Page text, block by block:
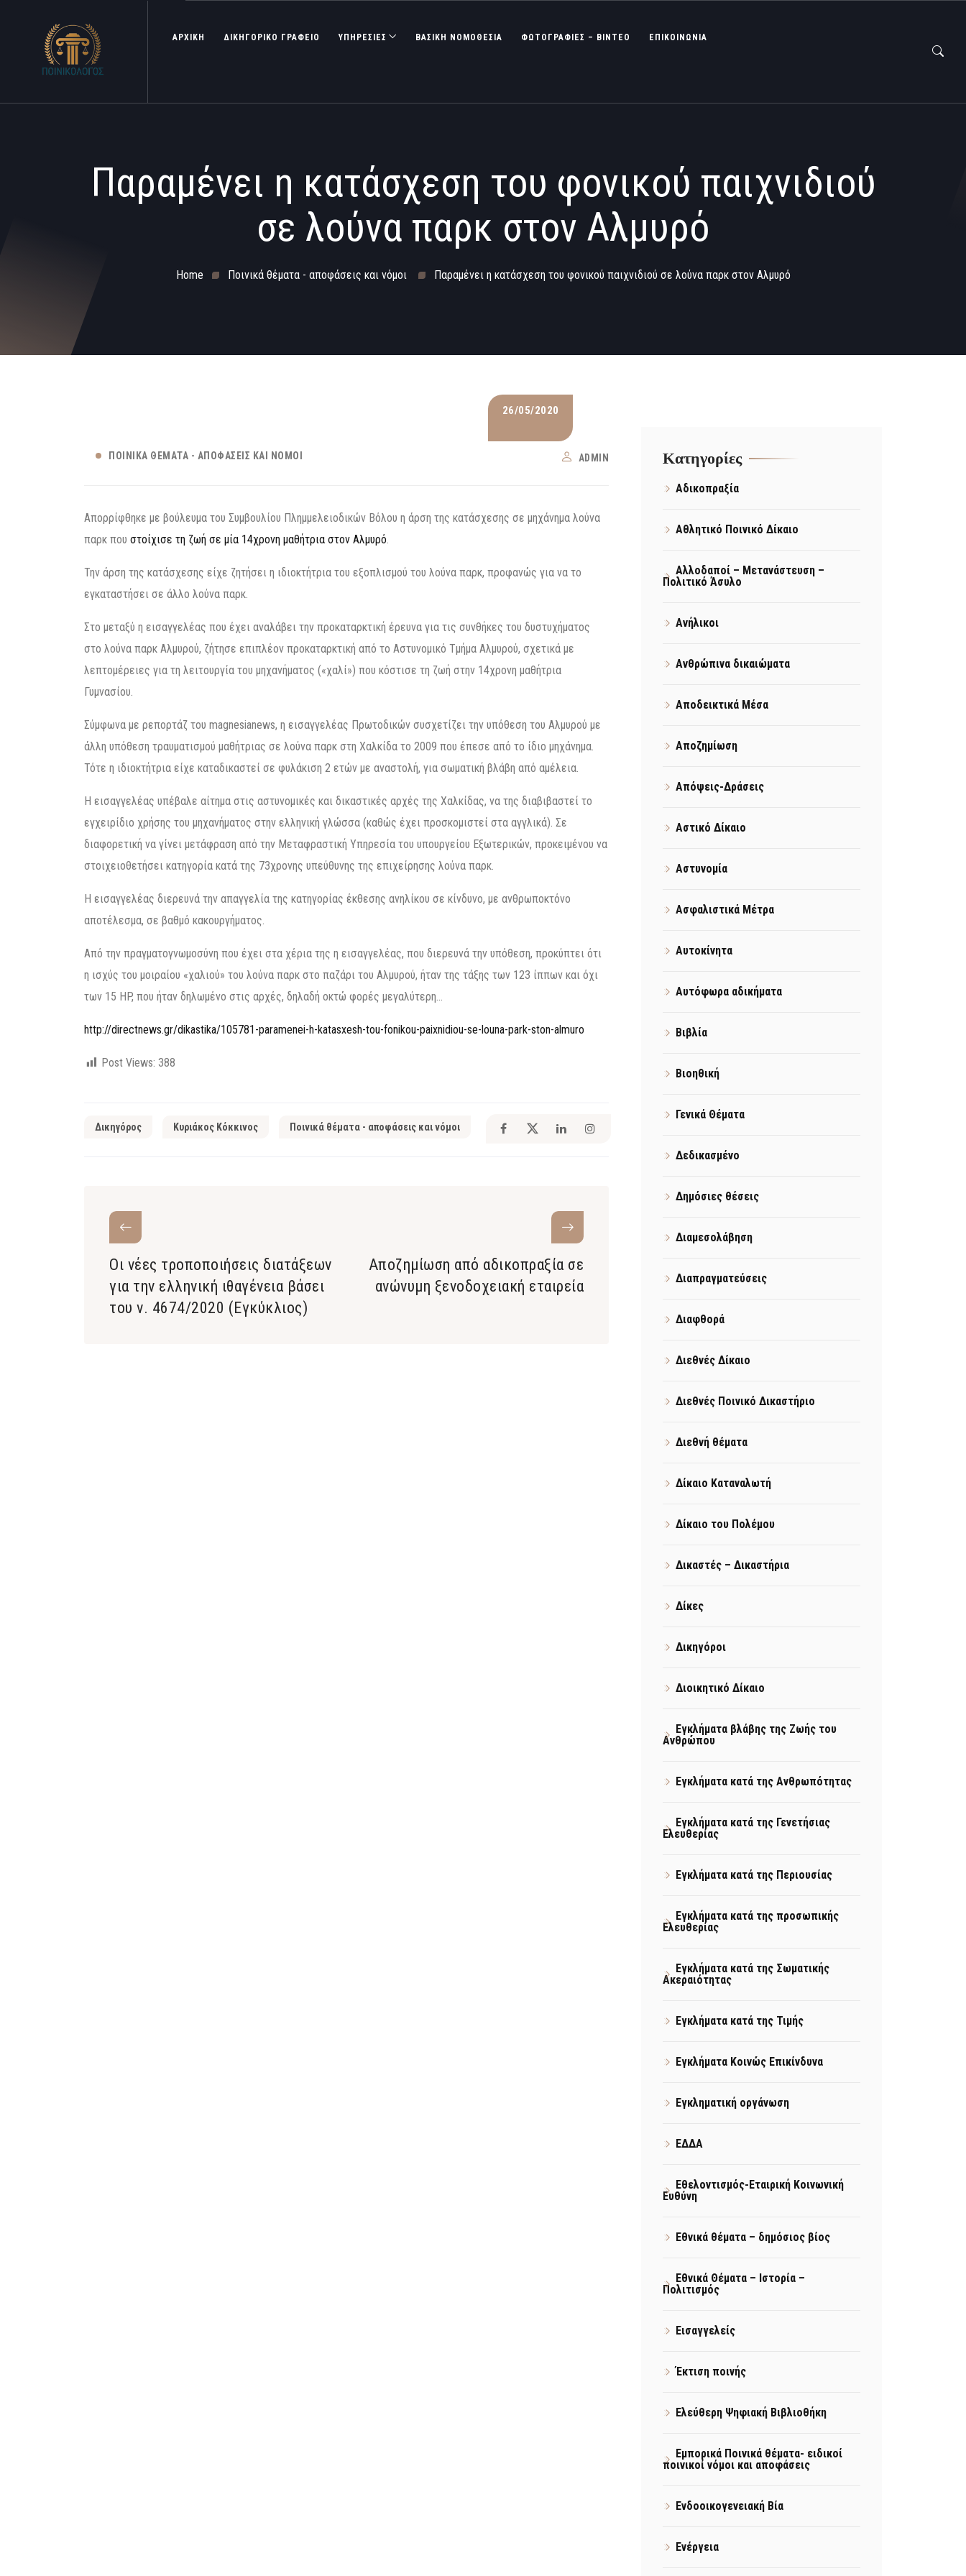
ΑΡΧΙΚΗ ΔΙΚΗΓΟΡΙΚΟ ΓΡΑΦΕΙΟ ΥΠΗΡΕΣΙΕΣ ΒΑΣΙΚΉ ΝΟΜΟΘΕΣΊΑ ΦΩΤΟΓΡΑΦΊΕΣ – ΒΊΝΤΕΟ ΕΠΙΚΟΙΝΩΝΙΑ
Παραμένει η κατάσχεση του φονικού παιχνιδιού
σε λούνα παρκ στον Αλμυρό
Home Ποινικά θέματα - αποφάσεις και νόμοι Παραμένει η κατάσχεση του φονικού παιχνιδιού σε λούνα παρκ στον Αλμυρό
26/05/2020
ΠΟΙΝΙΚΆ ΘΈΜΑΤΑ - ΑΠΟΦΆΣΕΙΣ ΚΑΙ ΝΌΜΟΙ ADMIN
Απορρίφθηκε με βούλευμα του Συμβουλίου Πλημμελειοδικών Βόλου η άρση της κατάσχεσης σε μηχάνημα λούνα
παρκ που στοίχισε τη ζωή σε μία 14χρονη μαθήτρια στον Αλμυρό.
Την άρση της κατάσχεσης είχε ζητήσει η ιδιοκτήτρια του εξοπλισμού του λούνα παρκ, προφανώς για να το
εγκαταστήσει σε άλλο λούνα παρκ.
Στο μεταξύ η εισαγγελέας που έχει αναλάβει την προκαταρκτική έρευνα για τις συνθήκες του δυστυχήματος
στο λούνα παρκ Αλμυρού, ζήτησε επιπλέον προκαταρκτική από το Αστυνομικό Τμήμα Αλμυρού, σχετικά με
λεπτομέρειες για τη λειτουργία του μηχανήματος («χαλί») που κόστισε τη ζωή στην 14χρονη μαθήτρια
Γυμνασίου.
Σύμφωνα με ρεπορτάζ του magnesianews, η εισαγγελέας Πρωτοδικών συσχετίζει την υπόθεση του Αλμυρού με
άλλη υπόθεση τραυματισμού μαθήτριας σε λούνα παρκ στη Χαλκίδα το 2009 που έπεσε από το ίδιο μηχάνημα.
Τότε η ιδιοκτήτρια είχε καταδικαστεί σε φυλάκιση 2 ετών με αναστολή, για σωματική βλάβη από αμέλεια.
Η εισαγγελέας υπέβαλε αίτημα στις αστυνομικές και δικαστικές αρχές της Χαλκίδας, να της διαβιβαστεί το
εγχειρίδιο χρήσης του μηχανήματος στην ελληνική γλώσσα (καθώς έχει προσκομιστεί στα αγγλικά). Σε
διαφορετική να γίνει μετάφραση από την Μεταφραστική Υπηρεσία του υπουργείου Εξωτερικών, προκειμένου να
στοιχειοθετήσει κατηγορία κατά της 73χρονης υπεύθυνης της επιχείρησης λούνα παρκ.
Η εισαγγελέας διερευνά την απαγγελία της κατηγορίας έκθεσης ανηλίκου σε κίνδυνο, με ανθρωποκτόνο
αποτέλεσμα, σε βαθμό κακουργήματος.
Από την πραγματογνωμοσύνη που έχει στα χέρια της η εισαγγελέας, που διερευνά την υπόθεση, προκύπτει ότι
η ισχύς του μοιραίου «χαλιού» του λούνα παρκ στο παζάρι του Αλμυρού, ήταν της τάξης των 123 ίππων και όχι
των 15 HP, που ήταν δηλωμένο στις αρχές, δηλαδή οκτώ φορές μεγαλύτερη…
http://directnews.gr/dikastika/105781-paramenei-h-katasxesh-tou-fonikou-paixnidiou-se-louna-park-ston-almuro
Post Views: 388
Δικηγόρος Κυριάκος Κόκκινος Ποινικά θέματα - αποφάσεις και νόμοι
Οι νέες τροποποιήσεις διατάξεων
για την ελληνική ιθαγένεια βάσει
του ν. 4674/2020 (Εγκύκλιος)
Αποζημίωση από αδικοπραξία σε
ανώνυμη ξενοδοχειακή εταιρεία
Kατηγορίες
Αδικοπραξία
Αθλητικό Ποινικό Δίκαιο
Αλλοδαποί – Μετανάστευση –
Πολιτικό Άσυλο
Ανήλικοι
Ανθρώπινα δικαιώματα
Αποδεικτικά Μέσα
Αποζημίωση
Απόψεις-Δράσεις
Αστικό Δίκαιο
Αστυνομία
Ασφαλιστικά Μέτρα
Αυτοκίνητα
Αυτόφωρα αδικήματα
Βιβλία
Βιοηθική
Γενικά Θέματα
Δεδικασμένο
Δημόσιες θέσεις
Διαμεσολάβηση
Διαπραγματεύσεις
Διαφθορά
Διεθνές Δίκαιο
Διεθνές Ποινικό Δικαστήριο
Διεθνή θέματα
Δίκαιο Καταναλωτή
Δίκαιο του Πολέμου
Δικαστές – Δικαστήρια
Δίκες
Δικηγόροι
Διοικητικό Δίκαιο
Εγκλήματα βλάβης της Ζωής του
Ανθρώπου
Εγκλήματα κατά της Ανθρωπότητας
Εγκλήματα κατά της Γενετήσιας
Ελευθερίας
Εγκλήματα κατά της Περιουσίας
Εγκλήματα κατά της προσωπικής
Ελευθερίας
Εγκλήματα κατά της Σωματικής
Ακεραιότητας
Εγκλήματα κατά της Τιμής
Εγκλήματα Κοινώς Επικίνδυνα
Εγκληματική οργάνωση
ΕΔΔΑ
Εθελοντισμός-Εταιρική Κοινωνική
Ευθύνη
Εθνικά θέματα – δημόσιος βίος
Εθνικά Θέματα – Ιστορία –
Πολιτισμός
Εισαγγελείς
Έκτιση ποινής
Ελεύθερη Ψηφιακή Βιβλιοθήκη
Εμπορικά Ποινικά θέματα- ειδικοί
ποινικοί νόμοι και αποφάσεις
Ενδοοικογενειακή Βία
Ενέργεια